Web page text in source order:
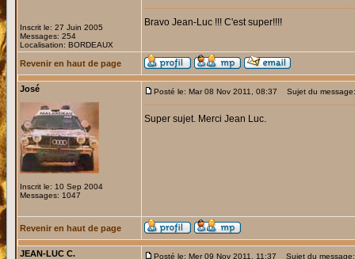
Inscrit le: 27 Juin 2005
Messages: 254
Localisation: BORDEAUX
Bravo Jean-Luc !!! C'est super!!!!
Revenir en haut de page
José
Inscrit le: 10 Sep 2004
Messages: 1047
Posté le: Mar 08 Nov 2011, 08:37 Sujet du
Super sujet. Merci Jean Luc.
Revenir en haut de page
JEAN-LUC C. Posté le: Mer 09 Nov 2011, 11:37 Sujet du